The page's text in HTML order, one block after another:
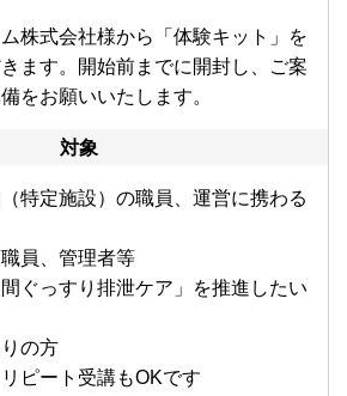
株式会社様から「体験キット」を
ます。開始前までに開封し、ご案
をお願いいたします。
対象
特定施設）の職員、運営に携わる
員、管理者等
ぐっすり排泄ケア」を推進したい
の方
ピート受講もOKです